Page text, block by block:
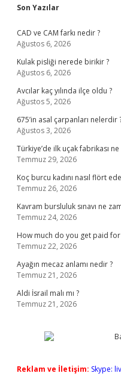
Sidebar
Son Yazılar
CAD ve CAM farkı nedir ?
Ağustos 6, 2026
Kulak pisliği nerede birikir ?
Ağustos 6, 2026
Avcılar kaç yılında ilçe oldu ?
Ağustos 5, 2026
675’in asal çarpanları nelerdir
Ağustos 3, 2026
Türkiye’de ilk uçak fabrikası
Temmuz 29, 2026
Koç burcu kadını nasıl flört
Temmuz 26, 2026
Kavram bursluluk sınavı ne
Temmuz 24, 2026
How much do you get paid
Temmuz 22, 2026
Ayağın mecaz anlamı nedir ?
Temmuz 21, 2026
Aldi İsrail malı mı ?
Temmuz 21, 2026
Reklam ve İletişim: Skype: